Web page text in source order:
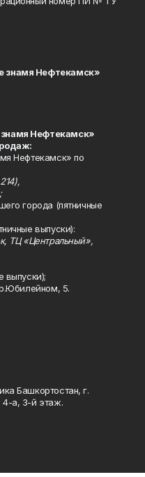
знамя Нефтекамск»
Нефтекамск»
Нефтекамск» по
города (пятничные
выпуски):
ТЦ «Центральный»,
выпуски);
5.
Башкортостан, г.
4-а, 3-й этаж.